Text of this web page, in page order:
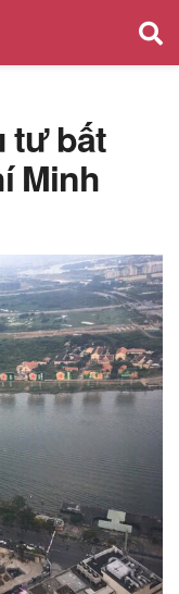
tư bất
Minh